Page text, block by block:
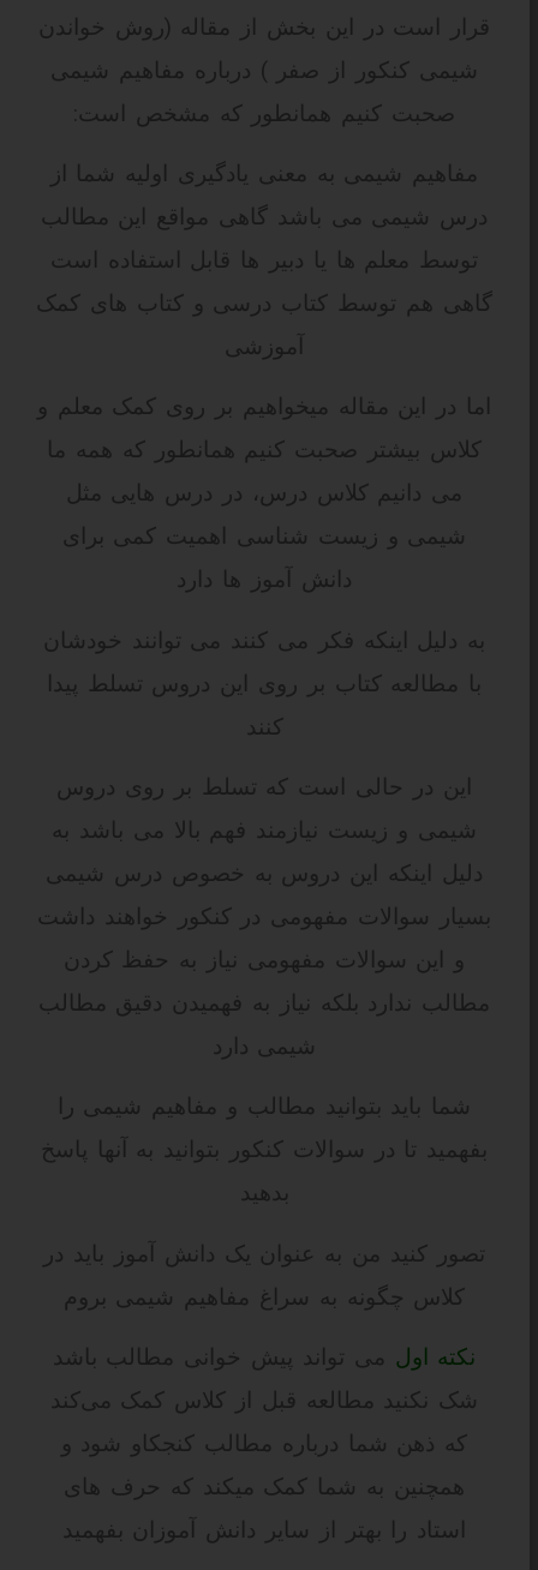
قرار است در این بخش از مقاله (روش خواندن
شیمی کنکور از صفر ) درباره مفاهیم شیمی
صحبت کنیم همانطور که مشخص است:
مفاهیم شیمی به معنی یادگیری اولیه شما از
درس شیمی می باشد گاهی مواقع این مطالب
توسط معلم ها یا دبیر ها قابل استفاده است
گاهی هم توسط کتاب درسی و کتاب های کمک
آموزشی
اما در این مقاله میخواهیم بر روی کمک معلم و
کلاس بیشتر صحبت کنیم همانطور که همه ما
می دانیم کلاس درس، در درس هایی مثل
شیمی و زیست شناسی اهمیت کمی برای
دانش آموز ها دارد
به دلیل اینکه فکر می کنند می توانند خودشان
با مطالعه کتاب بر روی این دروس تسلط پیدا
کنند
این در حالی است که تسلط بر روی دروس
شیمی و زیست نیازمند فهم بالا می باشد به
دلیل اینکه این دروس به خصوص درس شیمی
بسیار سوالات مفهومی در کنکور خواهند داشت
و این سوالات مفهومی نیاز به حفظ کردن
مطالب ندارد بلکه نیاز به فهمیدن دقیق مطالب
شیمی دارد
شما باید بتوانید مطالب و مفاهیم شیمی را
بفهمید تا در سوالات کنکور بتوانید به آنها پاسخ
بدهید
تصور کنید من به عنوان یک دانش آموز باید در
کلاس چگونه به سراغ مفاهیم شیمی بروم
نکته اول می تواند پیش خوانی مطالب باشد
شک نکنید مطالعه قبل از کلاس کمک می‌کند
که ذهن شما درباره مطالب کنجکاو شود و
همچنین به شما کمک میکند که حرف های
استاد را بهتر از سایر دانش آموزان بفهمید